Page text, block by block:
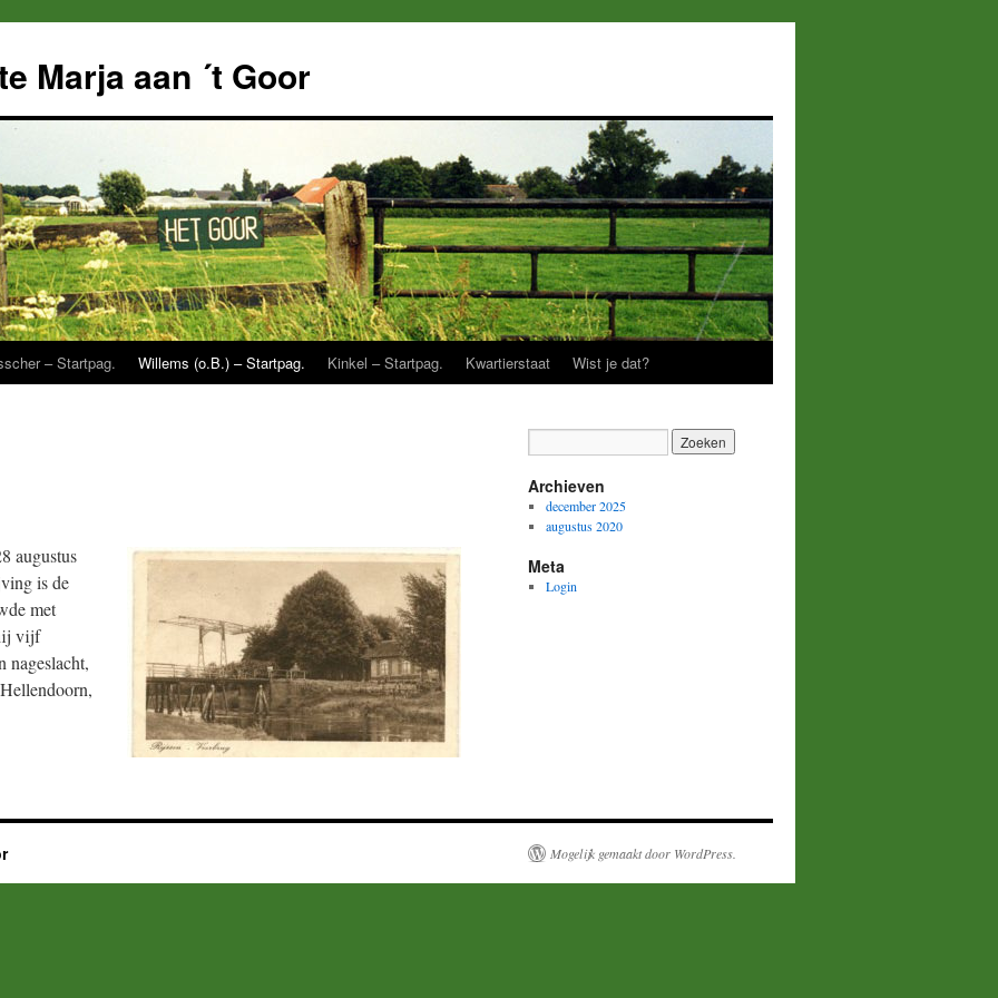
Marja aan ´t Goor
– Startpag. Willems (o.B.) – Startpag. Kinkel – Startpag. Kwartierstaat Wist je dat?
augustus
is de
met
vijf
Archieven
december 2025
augustus 2020
Meta
Login
Mogelijk gemaakt door WordPress.